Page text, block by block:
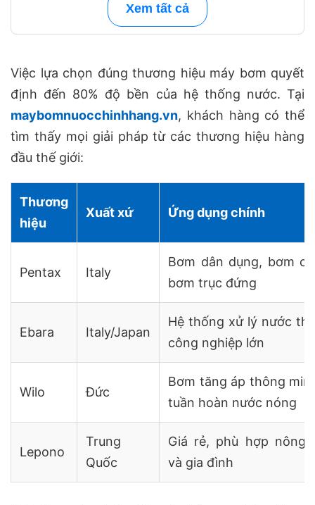
Xem tất cả
Việc lựa chọn đúng thương hiệu máy bơm quyết
định đến 80% độ bền của hệ thống nước. Tại
maybomnuocchinhhang.vn, khách hàng có thể
tìm thấy mọi giải pháp từ các thương hiệu hàng
đầu thế giới:
Thương
hiệu
Xuất xứ Ứng dụng chính
Pentax Italy
Bơm dân dụng, bơm
bơm trục đứng
Ebara Italy/Japan
Hệ thống xử lý nước
công nghiệp lớn
Wilo Đức
Bơm tăng áp thông
tuần hoàn nước nóng
Lepono
Trung
Quốc
Giá rẻ, phù hợp nông
và gia đình